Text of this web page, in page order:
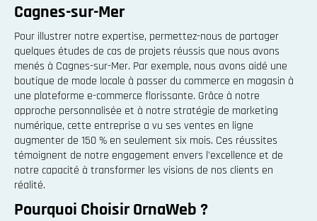
Cagnes-sur-Mer
Pour illustrer notre expertise, permettez-nous de partager
quelques études de cas de projets réussis que nous avons
menés à Cagnes-sur-Mer. Par exemple, nous avons aidé une
boutique de mode locale à passer du commerce en magasin à
une plateforme e-commerce florissante. Grâce à notre
approche personnalisée et à notre stratégie de marketing
numérique, cette entreprise a vu ses ventes en ligne
augmenter de 150 % en seulement six mois. Ces réussites
témoignent de notre engagement envers l'excellence et de
notre capacité à transformer les visions de nos clients en
réalité.
Pourquoi Choisir OrnaWeb ?